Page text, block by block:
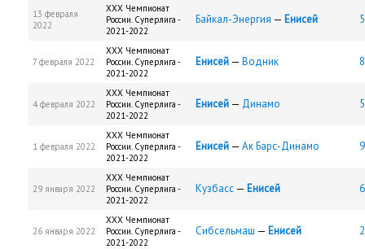
13 февраля
2022
XXX Чемпионат
России. Суперлига -
2021-2022
Байкал-Энергия — Енисей
7 февраля 2022
XXX Чемпионат
России. Суперлига -
2021-2022
Енисей — Водник
4 февраля 2022
XXX Чемпионат
России. Суперлига -
2021-2022
Енисей — Динамо
1 февраля 2022
XXX Чемпионат
России. Суперлига -
2021-2022
Енисей — Ак Барс-Динамо
29 января 2022
XXX Чемпионат
России. Суперлига -
2021-2022
Кузбасс — Енисей
26 января 2022
XXX Чемпионат
России. Суперлига -
2021-2022
Сибсельмаш — Енисей